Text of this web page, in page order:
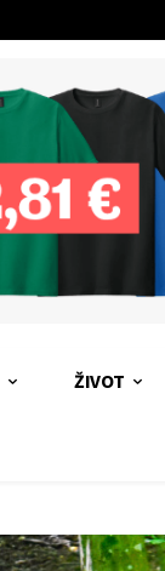
ŽIVOT